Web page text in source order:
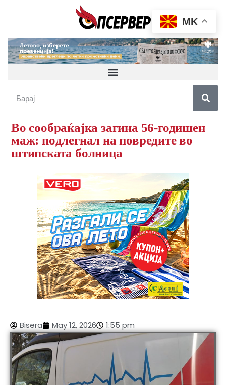
Во сообраќајка загина 56-годишен
маж: пoдлегнал на повредите во
штипската болница
Bisera May 12, 2026 1:55 pm
MK